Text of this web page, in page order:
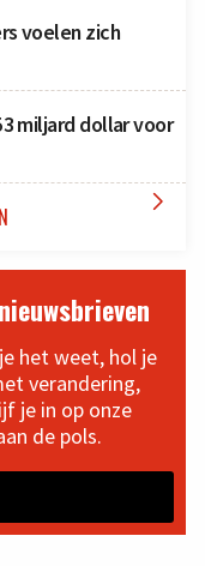
voelen zich
miljard dollar voor

het weet, hol je
verandering,
je in op onze
de pols.